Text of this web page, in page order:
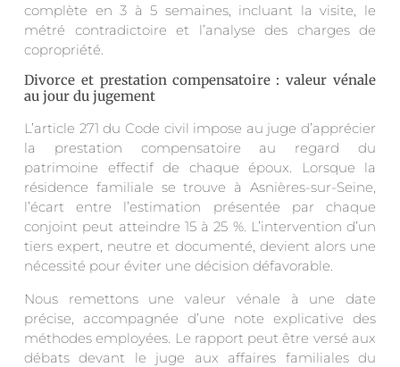
complète en 3 à 5 semaines, incluant la visite, le
métré contradictoire et l’analyse des charges de
copropriété.
Divorce et prestation compensatoire : valeur vénale
au jour du jugement
L’article 271 du Code civil impose au juge d’apprécier
la prestation compensatoire au regard du
patrimoine effectif de chaque époux. Lorsque la
résidence familiale se trouve à Asnières-sur-Seine,
l’écart entre l’estimation présentée par chaque
conjoint peut atteindre 15 à 25 %. L’intervention d’un
tiers expert, neutre et documenté, devient alors une
nécessité pour éviter une décision défavorable.
Nous remettons une valeur vénale à une date
précise, accompagnée d’une note explicative des
méthodes employées. Le rapport peut être versé aux
débats devant le juge aux affaires familiales du